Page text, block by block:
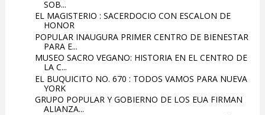
SOB...
EL MAGISTERIO : SACERDOCIO CON ESCALON DE
HONOR
POPULAR INAUGURA PRIMER CENTRO DE BIENESTAR
PARA E...
MUSEO SACRO VEGANO: HISTORIA EN EL CENTRO DE
LA C...
EL BUQUICITO NO. 670 : TODOS VAMOS PARA NUEVA
YORK
GRUPO POPULAR Y GOBIERNO DE LOS EUA FIRMAN
ALIANZA...